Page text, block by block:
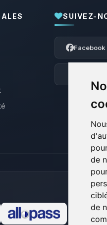
de
de
SUIVEZ-
Facebook
Youpi, enfin
Moi c’est
BoxToPlay.
et je vais
07/08/2026 à 17:17